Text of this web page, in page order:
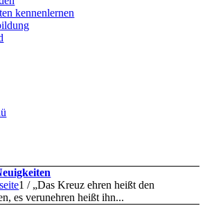
kennenlernen
1 / „Das Kreuz ehren heißt den
es verunehren heißt ihn...